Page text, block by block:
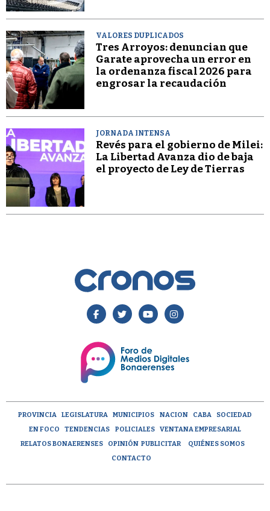
VALORES DUPLICADOS
Tres Arroyos: denuncian que
Garate aprovecha un error en
la ordenanza fiscal 2026 para
engrosar la recaudación
JORNADA INTENSA
Revés para el gobierno de Milei:
La Libertad Avanza dio de baja
el proyecto de Ley de Tierras
PROVINCIA LEGISLATURA MUNICIPIOS NACION CABA
SOCIEDAD
EN FOCO
TENDENCIAS POLICIALES
VENTANA EMPRESARIAL
RELATOS BONAERENSES
OPINIÓN PUBLICITAR
QUIÉNES SOMOS
CONTACTO